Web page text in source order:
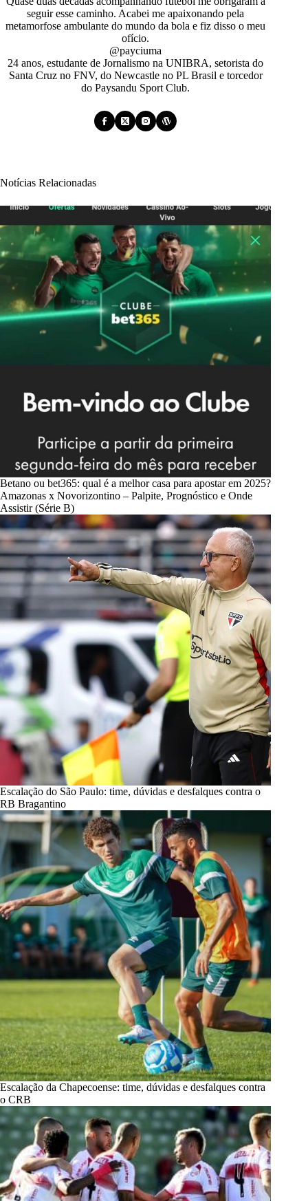
seguir esse caminho. Acabei me apaixonando pela
metamorfose ambulante do mundo da bola e fiz disso o meu
ofício.
@payciuma
24 anos, estudante de Jornalismo na UNIBRA, setorista do
Santa Cruz no FNV, do Newcastle no PL Brasil e torcedor
do Paysandu Sport Club.
Notícias Relacionadas
Betano ou bet365: qual é a melhor casa para apostar em 2025?
Amazonas x Novorizontino – Palpite, Prognóstico e Onde
Assistir (Série B)
Escalação do São Paulo: time, dúvidas e desfalques contra o
RB Bragantino
Escalação da Chapecoense: time, dúvidas e desfalques contra
o CRB